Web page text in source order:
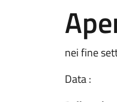
nei fine
Data :